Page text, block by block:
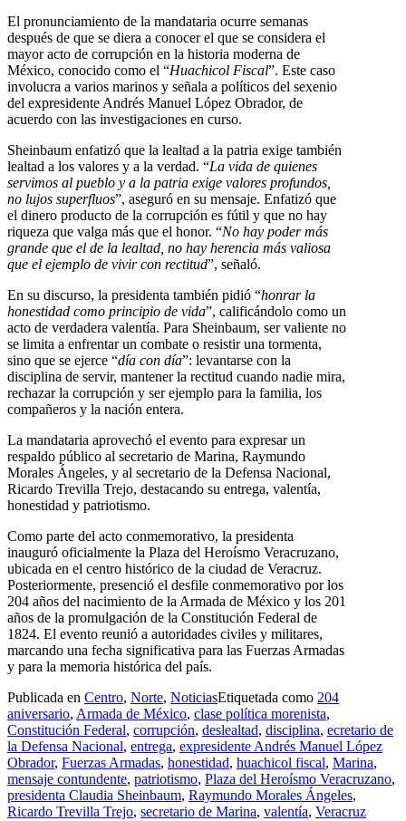
El pronunciamiento de la mandataria ocurre semanas
después de que se diera a conocer el que se considera el
mayor acto de corrupción en la historia moderna de
México, conocido como el “Huachicol Fiscal”. Este caso
involucra a varios marinos y señala a políticos del sexenio
del expresidente Andrés Manuel López Obrador, de
acuerdo con las investigaciones en curso.
Sheinbaum enfatizó que la lealtad a la patria exige también
lealtad a los valores y a la verdad. “La vida de quienes
servimos al pueblo y a la patria exige valores profundos,
no lujos superfluos”, aseguró en su mensaje. Enfatizó que
el dinero producto de la corrupción es fútil y que no hay
riqueza que valga más que el honor. “No hay poder más
grande que el de la lealtad, no hay herencia más valiosa
que el ejemplo de vivir con rectitud”, señaló.
En su discurso, la presidenta también pidió “honrar la
honestidad como principio de vida”, calificándolo como un
acto de verdadera valentía. Para Sheinbaum, ser valiente no
se limita a enfrentar un combate o resistir una tormenta,
sino que se ejerce “día con día”: levantarse con la
disciplina de servir, mantener la rectitud cuando nadie mira,
rechazar la corrupción y ser ejemplo para la familia, los
compañeros y la nación entera.
La mandataria aprovechó el evento para expresar un
respaldo público al secretario de Marina, Raymundo
Morales Ángeles, y al secretario de la Defensa Nacional,
Ricardo Trevilla Trejo, destacando su entrega, valentía,
honestidad y patriotismo.
Como parte del acto conmemorativo, la presidenta
inauguró oficialmente la Plaza del Heroísmo Veracruzano,
ubicada en el centro histórico de la ciudad de Veracruz.
Posteriormente, presenció el desfile conmemorativo por los
204 años del nacimiento de la Armada de México y los 201
años de la promulgación de la Constitución Federal de
1824. El evento reunió a autoridades civiles y militares,
marcando una fecha significativa para las Fuerzas Armadas
y para la memoria histórica del país.
Publicada en Centro, Norte, NoticiasEtiquetada como 204
aniversario, Armada de México, clase política morenista,
Constitución Federal, corrupción, deslealtad, disciplina, ecretario de
la Defensa Nacional, entrega, expresidente Andrés Manuel López
Obrador, Fuerzas Armadas, honestidad, huachicol fiscal, Marina,
mensaje contundente, patriotismo, Plaza del Heroísmo Veracruzano,
presidenta Claudia Sheinbaum, Raymundo Morales Ángeles,
Ricardo Trevilla Trejo, secretario de Marina, valentía, Veracruz